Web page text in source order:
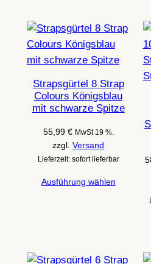
Strapsgürtel 8 Strap
Colours Königsblau
mit schwarze Spitze
55,99 € MwSt 19 %.
zzgl.Versand
Lieferzeit: sofort lieferbar
Ausführung wählen